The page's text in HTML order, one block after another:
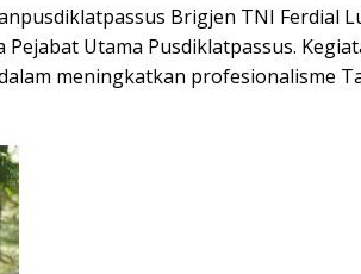
Brigjen TNI Ferdial
Utama Pusdiklatpassus.
meningkatkan profesionalisme